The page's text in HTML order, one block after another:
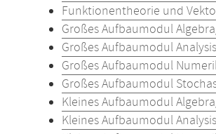
Funktionentheorie und
Großes Aufbaumodul
Großes Aufbaumodul
Großes Aufbaumodul
Großes Aufbaumodul
Kleines Aufbaumodul
Kleines Aufbaumodul